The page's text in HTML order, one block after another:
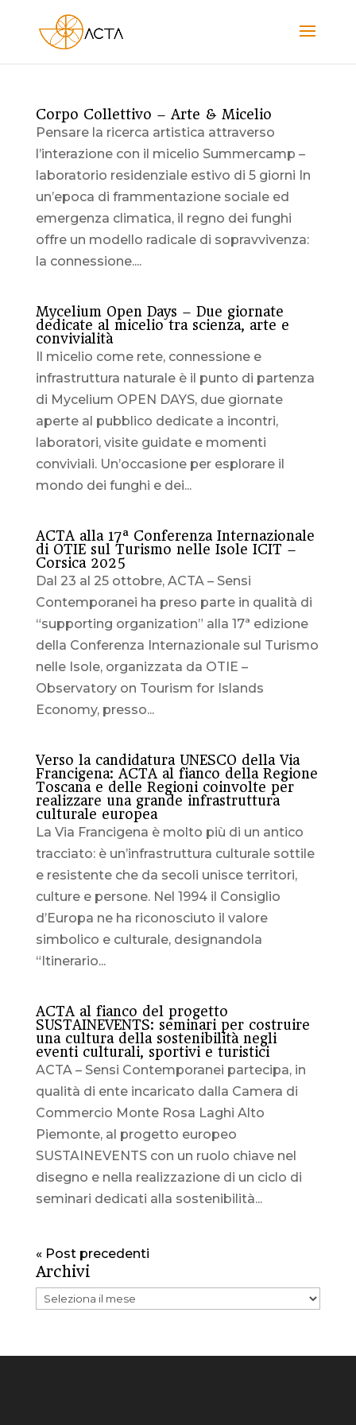
Corpo Collettivo – Arte & Micelio
Pensare la ricerca artistica attraverso
l’interazione con il micelio Summercamp –
laboratorio residenziale estivo di 5 giorni In
un’epoca di frammentazione sociale ed
emergenza climatica, il regno dei funghi
offre un modello radicale di sopravvivenza:
la connessione....
Mycelium Open Days – Due giornate
dedicate al micelio tra scienza, arte e
convivialità
Il micelio come rete, connessione e
infrastruttura naturale è il punto di partenza
di Mycelium OPEN DAYS, due giornate
aperte al pubblico dedicate a incontri,
laboratori, visite guidate e momenti
conviviali. Un’occasione per esplorare il
mondo dei funghi e dei...
ACTA alla 17ª Conferenza Internazionale
di OTIE sul Turismo nelle Isole ICIT –
Corsica 2025
Dal 23 al 25 ottobre, ACTA – Sensi
Contemporanei ha preso parte in qualità di
“supporting organization” alla 17ª edizione
della Conferenza Internazionale sul Turismo
nelle Isole, organizzata da OTIE –
Observatory on Tourism for Islands
Economy, presso...
Verso la candidatura UNESCO della Via
Francigena: ACTA al fianco della Regione
Toscana e delle Regioni coinvolte per
realizzare una grande infrastruttura
culturale europea
La Via Francigena è molto più di un antico
tracciato: è un’infrastruttura culturale sottile
e resistente che da secoli unisce territori,
culture e persone. Nel 1994 il Consiglio
d’Europa ne ha riconosciuto il valore
simbolico e culturale, designandola
“Itinerario...
ACTA al fianco del progetto
SUSTAINEVENTS: seminari per costruire
una cultura della sostenibilità negli
eventi culturali, sportivi e turistici
ACTA – Sensi Contemporanei partecipa, in
qualità di ente incaricato dalla Camera di
Commercio Monte Rosa Laghi Alto
Piemonte, al progetto europeo
SUSTAINEVENTS con un ruolo chiave nel
disegno e nella realizzazione di un ciclo di
seminari dedicati alla sostenibilità...
« Post precedenti
Archivi
Archivi